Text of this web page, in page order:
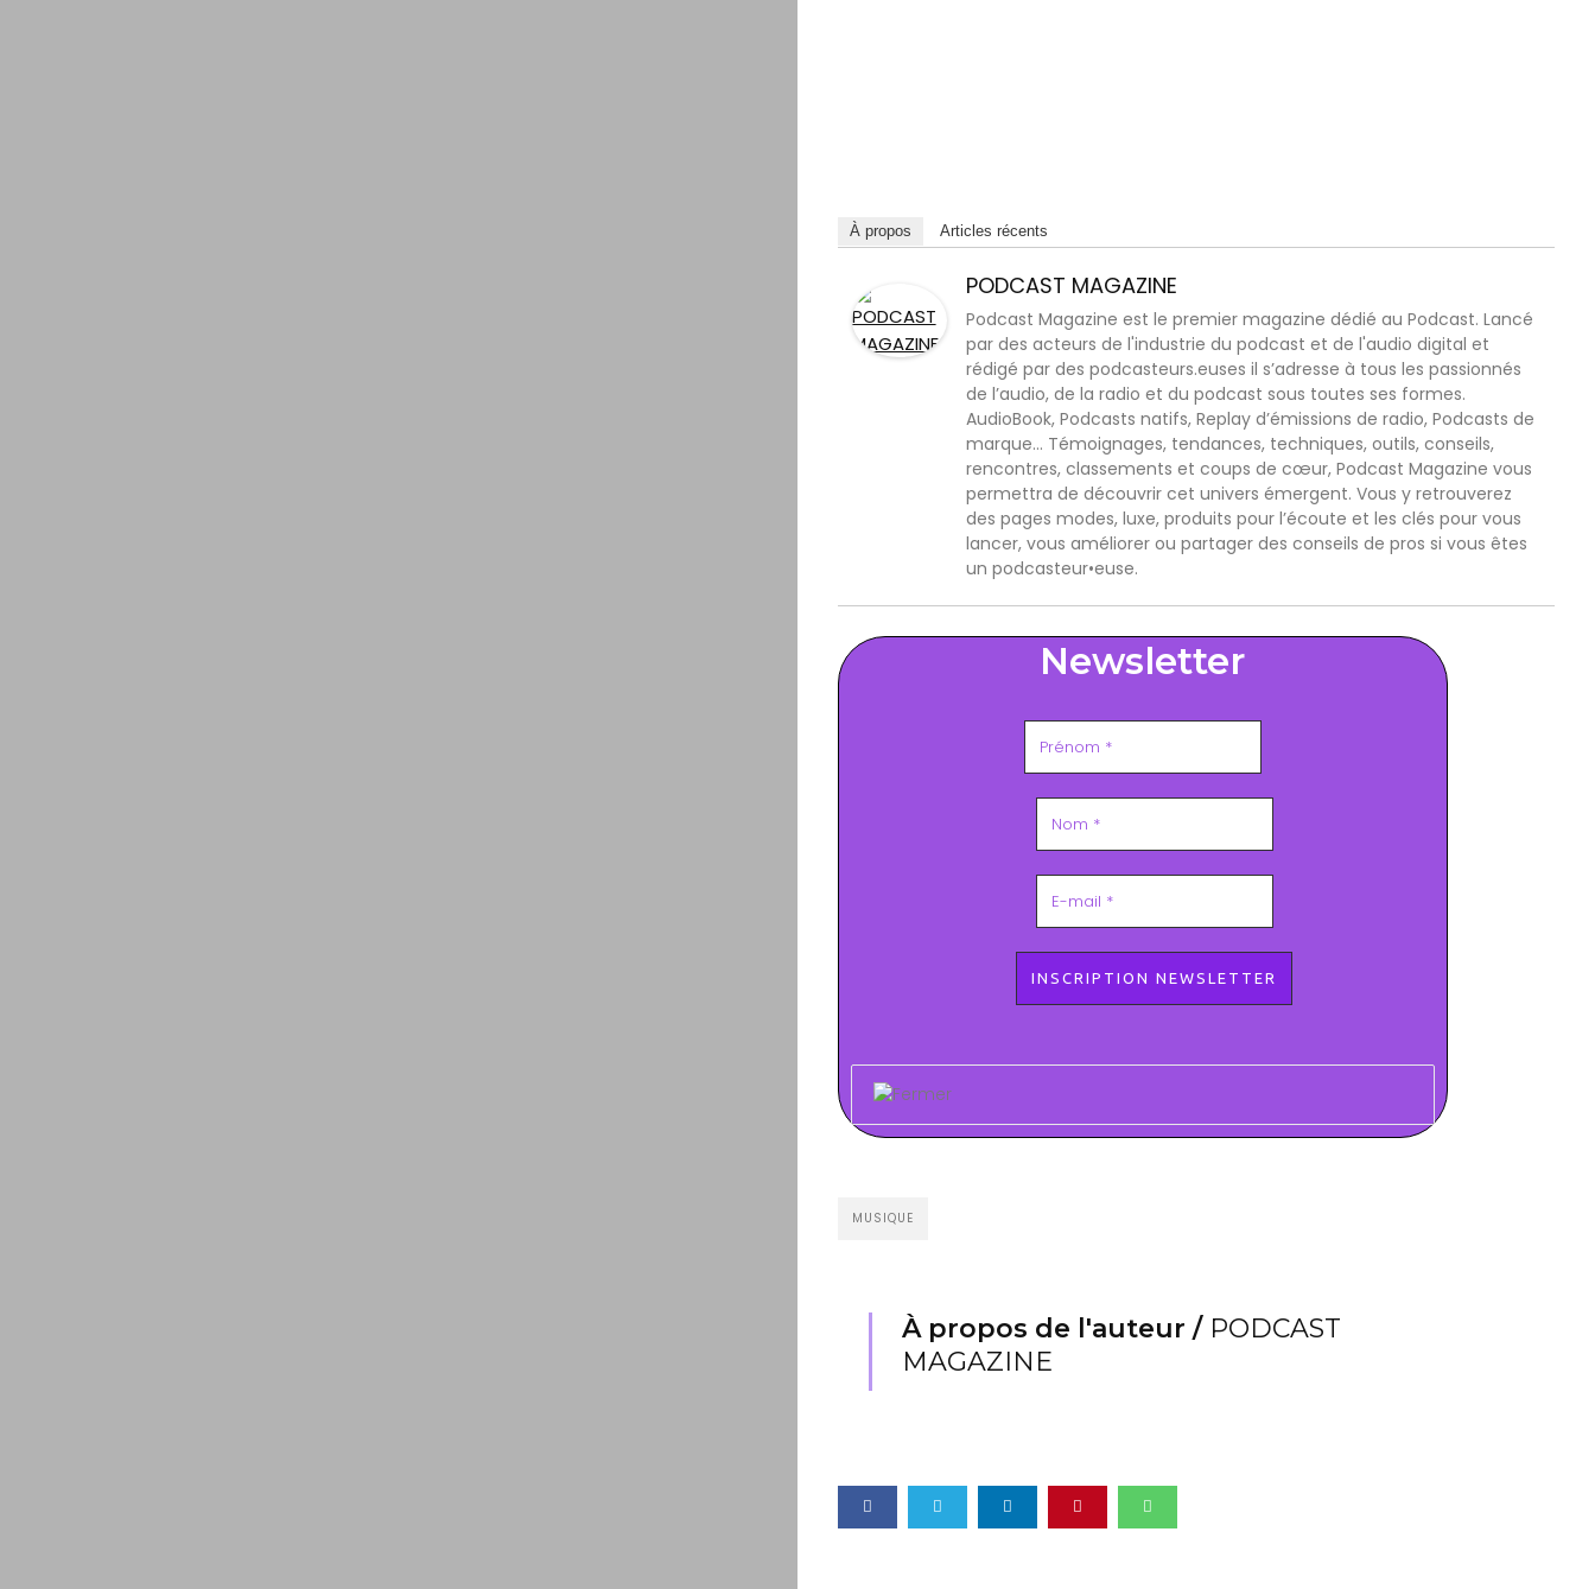
À propos Articles récents
PODCAST MAGAZINE
Podcast Magazine est le premier magazine dédié au Podcast. Lancé
par des acteurs de l'industrie du podcast et de l'audio digital et
rédigé par des podcasteurs.euses il s’adresse à tous les passionnés
de l’audio, de la radio et du podcast sous toutes ses formes.
AudioBook, Podcasts natifs, Replay d’émissions de radio, Podcasts de
marque… Témoignages, tendances, techniques, outils, conseils,
rencontres, classements et coups de cœur, Podcast Magazine vous
permettra de découvrir cet univers émergent. Vous y retrouverez
des pages modes, luxe, produits pour l’écoute et les clés pour vous
lancer, vous améliorer ou partager des conseils de pros si vous êtes
un podcasteur•euse.
Newsletter
MUSIQUE
À propos de l'auteur / PODCAST
MAGAZINE